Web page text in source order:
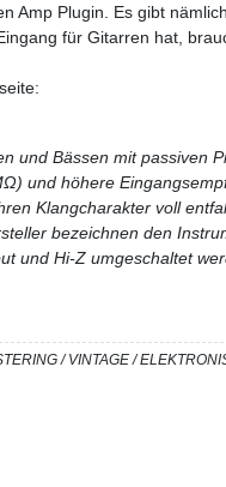
Plugin. Es gibt
für Gitarren hat,
und Bässen mit passiven
und höhere
Klangcharakter voll
bezeichnen den
und Hi-Z umgeschaltet
/ VINTAGE /